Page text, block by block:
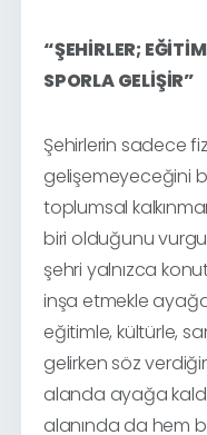
“ŞEHİRLER;
SPORLA GELİŞİR”
Şehirlerin sadece
gelişemeyeceğini
toplumsal
biri olduğunu
şehri yalnızca
inşa etmekle ayağa
eğitimle, kültürle,
gelirken söz
alanda ayağa
alanında da hem